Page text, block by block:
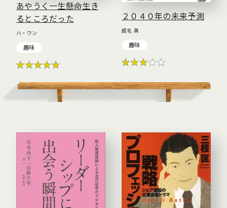
あやうく一生懸命生き
るところだった
ハ・ワン
趣味
２０４０年の未来予測
成毛 眞
趣味